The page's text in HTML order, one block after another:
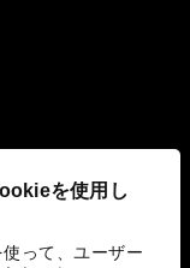
を使用し
って、ユーザー